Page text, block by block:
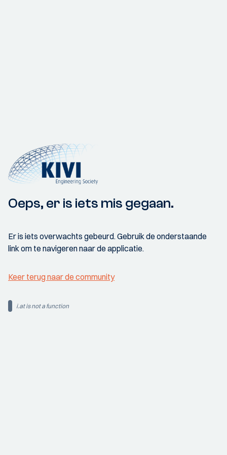
Oeps, er is iets mis gegaan.
Er is iets overwachts gebeurd. Gebruik de onderstaande
link om te navigeren naar de applicatie.
Keer terug naar de community
i.at is not a function